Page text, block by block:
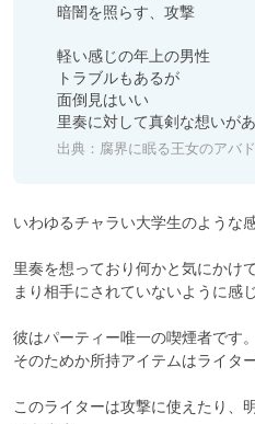
暗闇を照らす、攻撃
軽い感じの年上の男性
トラブルもあるが
面倒見はいい
里奏に対して真剣な想いが
出典： 腐界に眠る王女のアバ
いわゆるチャラい大学生のような
里奏を想っており何かと気にかけ
まり相手にされていないように感
彼はパーティー唯一の喫煙者です。
そのためか所持アイテムはライタ
このライターは攻撃に使えたり、